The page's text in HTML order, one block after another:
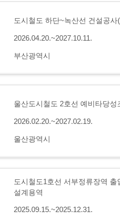
도시철도 하단~녹산선 건설공
2026.04.20.~2027.10.11.
부산광역시
울산도시철도 2호선 예비타당
2026.02.20.~2027.02.19.
울산광역시
도시철도1호선 서부정류장역
설계용역
2025.09.15.~2025.12.31.